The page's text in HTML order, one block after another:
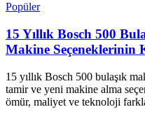
Popüler
15 Yıllık Bosch 500
Makine Seçeneklerinin
15 yıllık Bosch 500 bulaşık
tamir ve yeni makine alma
ömür, maliyet ve teknoloji